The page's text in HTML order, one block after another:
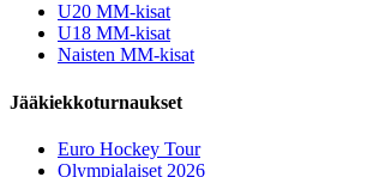
U20 MM-kisat
U18 MM-kisat
Naisten MM-kisat
Jääkiekkoturnaukset
Euro Hockey Tour
Olympialaiset 2026